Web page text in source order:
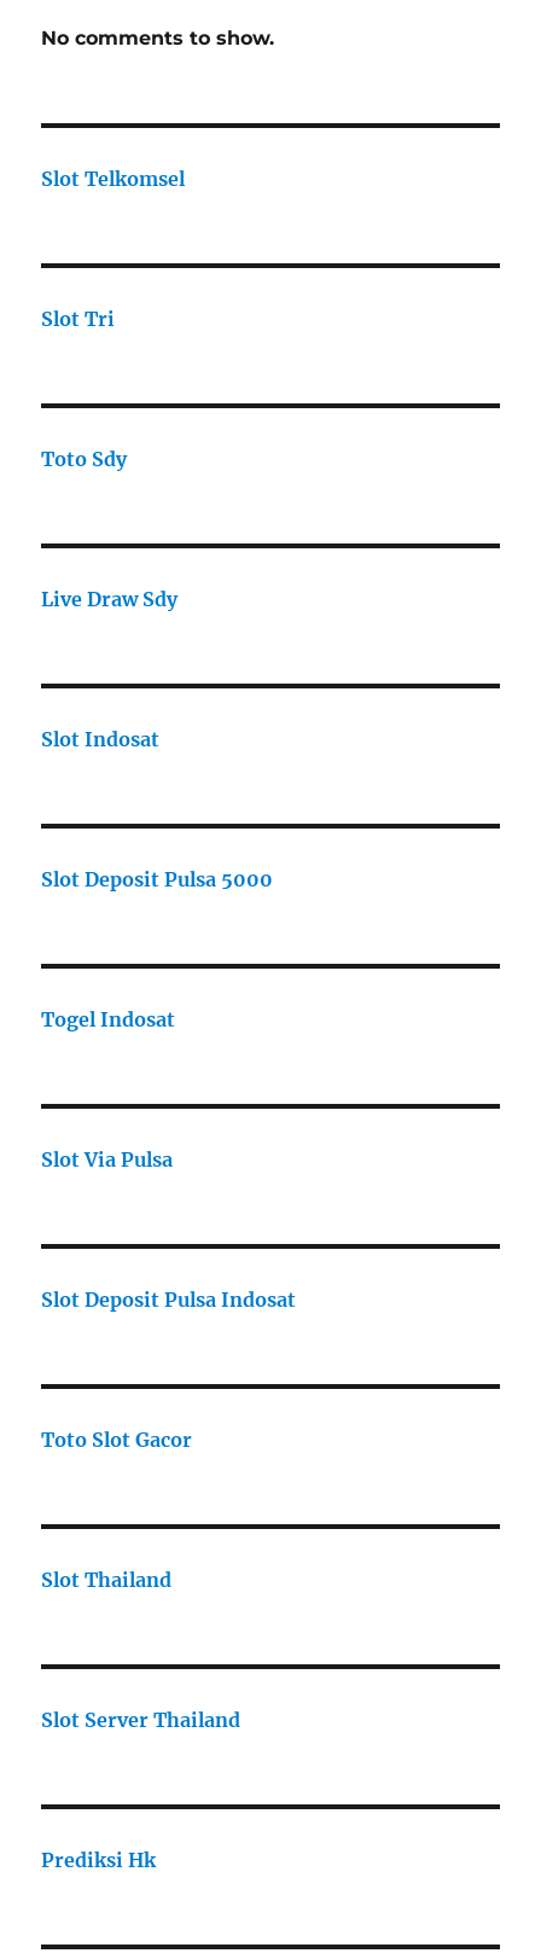
No comments to show.
Slot Telkomsel
Slot Tri
Toto Sdy
Live Draw Sdy
Slot Indosat
Slot Deposit Pulsa 5000
Togel Indosat
Slot Via Pulsa
Slot Deposit Pulsa Indosat
Toto Slot Gacor
Slot Thailand
Slot Server Thailand
Prediksi Hk